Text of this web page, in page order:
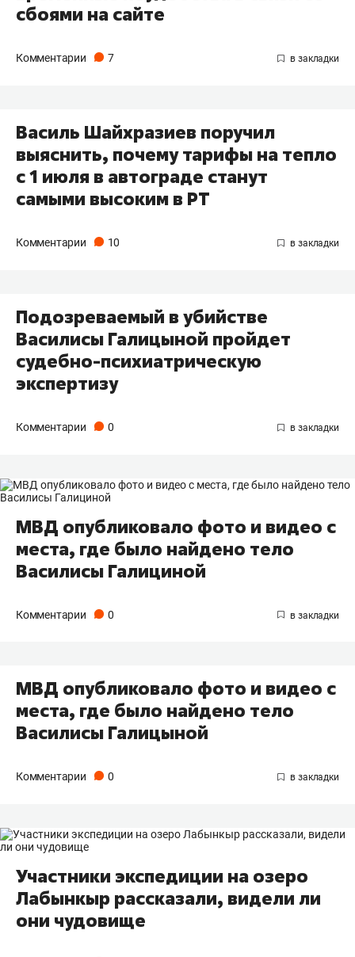
сбоями на сайте
Комментарии 7
Василь Шайхразиев поручил
выяснить, почему тарифы на тепло
с 1 июля в автограде станут
самыми высоким в РТ
Комментарии 10
Подозреваемый в убийстве
Василисы Галицыной пройдет
судебно-психиатрическую
экспертизу
Комментарии 0
МВД опубликовало фото и видео с
места, где было найдено тело
Василисы Галициной
Комментарии 0
МВД опубликовало фото и видео с
места, где было найдено тело
Василисы Галицыной
Комментарии 0
Участники экспедиции на озеро
Лабынкыр рассказали, видели ли
они чудовище